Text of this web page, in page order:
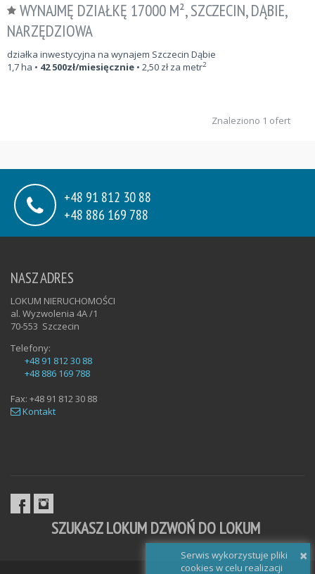
WYNAJMĘ DZIAŁKĘ 17000 M², SZCZECIN, DĄBIE,
NARZĘDZIOWA
działka inwestycyjna na wynajem Szczecin Dąbie
1,7ha • 42 500zł/miesięcznie • 2,50 zł za metr2
Znaleziono 1 ofert
+48 91 812 30 88
+48 886 169 788
NASZ ADRES
LOKUM NIERUCHOMOŚCI
al. Wyzwolenia 4A /1
70-553 Szczecin
Telefony:
+48 91 812 30 88
+48 886 169 788
Fax: +48 91 812 30 88
Kontakt
SZUKASZ LOKUM DZWOŃ DO LOKUM
×
Serwis wykorzystuje pliki
cookies w celu realizacji